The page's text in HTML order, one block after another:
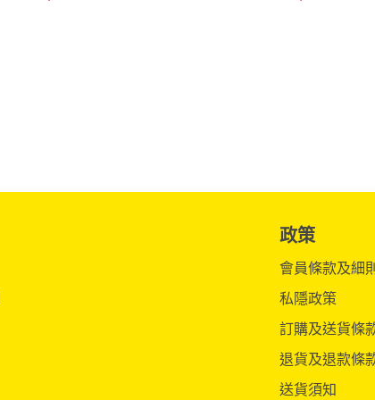
政策
會員條款及細則
私隱政策
訂購及送貨條
退貨及退款條
送貨須知